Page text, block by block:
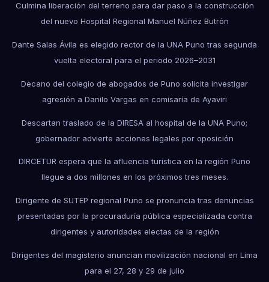
Culmina liberación del terreno para dar paso a la construcción
del nuevo Hospital Regional Manuel Núñez Butrón
Dante Salas Ávila es elegido rector de la UNA Puno tras segunda
vuelta electoral para el periodo 2026–2031
Decano del colegio de abogados de Puno solicita investigar
agresión a Danilo Vargas en comisaría de Ayaviri
Descartan traslado de la DIRESA al hospital de la UNA Puno;
gobernador advierte acciones legales por oposición
DIRCETUR espera que la afluencia turística en la región Puno
llegue a dos millones en los próximos tres meses.
Dirigente de SUTEP regional Puno se pronuncia tras denuncias
presentadas por la procuraduría pública especializada contra
dirigentes y autoridades electas de la región
Dirigentes del magisterio anuncian movilización nacional en Lima
para el 27, 28 y 29 de julio